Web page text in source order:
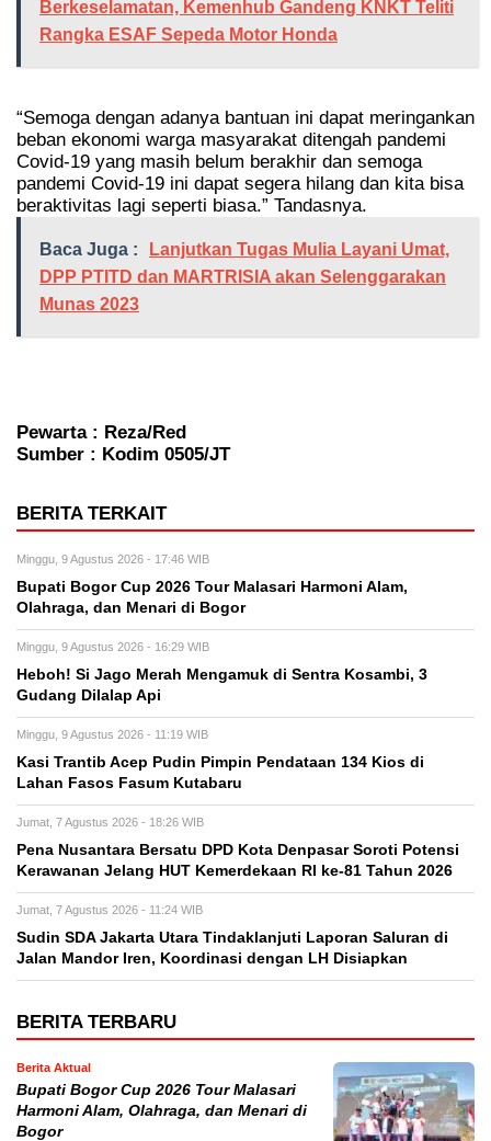
Berkeselamatan, Kemenhub Gandeng KNKT Teliti
Rangka ESAF Sepeda Motor Honda
“Semoga dengan adanya bantuan ini dapat meringankan
beban ekonomi warga masyarakat ditengah pandemi
Covid-19 yang masih belum berakhir dan semoga
pandemi Covid-19 ini dapat segera hilang dan kita bisa
beraktivitas lagi seperti biasa.” Tandasnya.
Baca Juga :
Lanjutkan Tugas Mulia Layani Umat,
DPP PTITD dan MARTRISIA akan Selenggarakan
Munas 2023
Pewarta : Reza/Red
Sumber : Kodim 0505/JT
BERITA TERKAIT
Minggu, 9 Agustus 2026 - 17:46 WIB
Bupati Bogor Cup 2026 Tour Malasari Harmoni Alam,
Olahraga, dan Menari di Bogor
Minggu, 9 Agustus 2026 - 16:29 WIB
Heboh! Si Jago Merah Mengamuk di Sentra Kosambi, 3
Gudang Dilalap Api
Minggu, 9 Agustus 2026 - 11:19 WIB
Kasi Trantib Acep Pudin Pimpin Pendataan 134 Kios di
Lahan Fasos Fasum Kutabaru
Jumat, 7 Agustus 2026 - 18:26 WIB
Pena Nusantara Bersatu DPD Kota Denpasar Soroti Potensi
Kerawanan Jelang HUT Kemerdekaan RI ke-81 Tahun 2026
Jumat, 7 Agustus 2026 - 11:24 WIB
Sudin SDA Jakarta Utara Tindaklanjuti Laporan Saluran di
Jalan Mandor Iren, Koordinasi dengan LH Disiapkan
BERITA TERBARU
Berita Aktual
Bupati Bogor Cup 2026 Tour Malasari
Harmoni Alam, Olahraga, dan Menari di
Bogor